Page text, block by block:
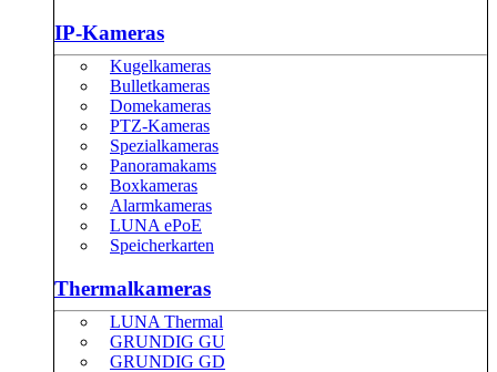
IP-Kameras
Kugelkameras
Bulletkameras
Domekameras
PTZ-Kameras
Spezialkameras
Panoramakams
Boxkameras
Alarmkameras
LUNA ePoE
Speicherkarten
Thermalkameras
LUNA Thermal
GRUNDIG GU
GRUNDIG GD